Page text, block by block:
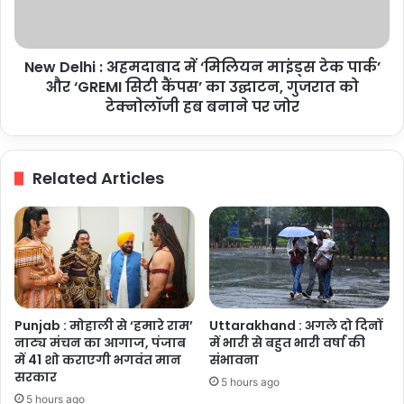
पार्क’
और
‘GREMI
गुजरात
टेक्नोलॉजी
हब
बनाने
पर
जोर
New Delhi : अहमदाबाद में ‘मिलियन माइंड्स टेक पार्क’
और ‘GREMI सिटी कैंपस’ का उद्घाटन, गुजरात को
टेक्नोलॉजी हब बनाने पर जोर
Related Articles
Punjab : मोहाली से ‘हमारे राम’
नाट्य मंचन का आगाज, पंजाब
में 41 शो कराएगी भगवंत मान
सरकार
5 hours ago
Uttarakhand : अगले दो दिनों
में भारी से बहुत भारी वर्षा की
संभावना
5 hours ago